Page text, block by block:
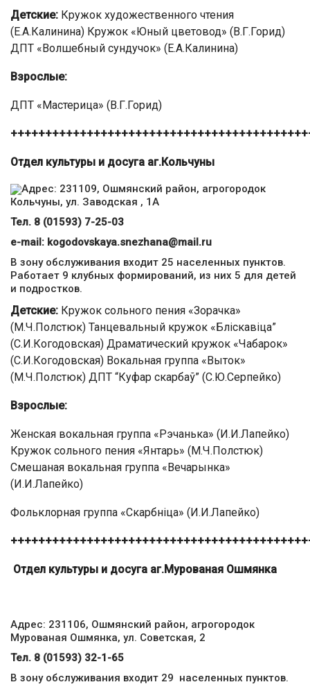
Детские: Кружок художественного чтения
(Е.А.Калинина) Кружок «Юный цветовод» (В.Г.Горид)
ДПТ «Волшебный сундучок» (Е.А.Калинина)
Взрослые:
ДПТ «Мастерица» (В.Г.Горид)
Отдел культуры и досуга аг.Кольчуны
Адрес: 231109, Ошмянский район, агрогородок
Кольчуны, ул. Заводская , 1А
Тел. 8 (01593) 7-25-03
е-mail: kogodovskaya.snezhana@mail.ru
В зону обслуживания входит 25 населенных пунктов.
Работает 9 клубных формирований, из них 5 для детей
и подростков.
Детские: Кружок сольного пения «Зорачка»
(М.Ч.Полстюк) Танцевальный кружок «Бліскавіца”
(С.И.Когодовская) Драматический кружок «Чабарок»
(С.И.Когодовская) Вокальная группа «Выток»
(М.Ч.Полстюк) ДПТ “Куфар скарбаў” (С.Ю.Серпейко)
Взрослые:
Женская вокальная группа «Рэчанька» (И.И.Лапейко)
Кружок сольного пения «Янтарь» (М.Ч.Полстюк)
Смешаная вокальная группа «Вечарынка»
(И.И.Лапейко)
Фольклорная группа «Скарбніца» (И.И.Лапейко)
Отдел культуры и досуга аг.Мурованая Ошмянка
Адрес: 231106, Ошмянский район, агрогородок
Мурованая Ошмянка, ул. Советская, 2
Тел. 8 (01593) 32-1-65
В зону обслуживания входит 29 населенных пунктов.